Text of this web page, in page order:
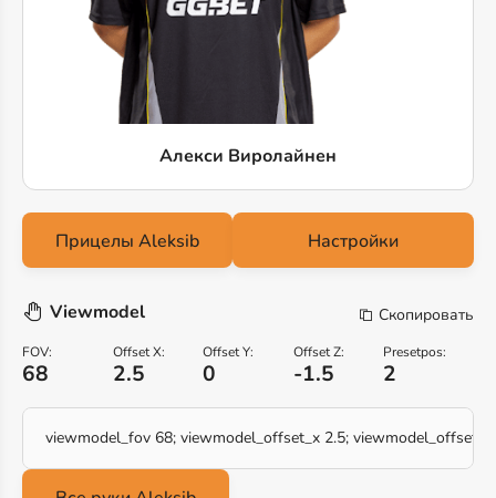
Алекси Виролайнен
Настройки
Viewmodel Скопировать
FOV:
68
Offset X:
2.5
Offset Y:
0
Offset Z:
-1.5
Presetpos:
2
viewmodel_fov 68; viewmodel_offset_x 2.5;